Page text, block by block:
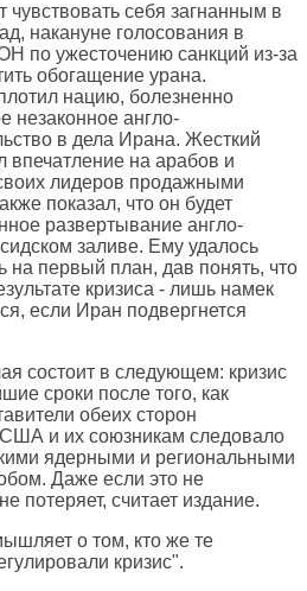
чувствовать себя загнанным в
накануне голосования в
по ужесточению санкций из-за
обогащение урана.
нацию, болезненно
незаконное англо-
в дела Ирана. Жесткий
впечатление на арабов и
лидеров продажными
показал, что он будет
развертывание англо-
заливе. Ему удалось
на первый план, дав понять, что
кризиса - лишь намек
если Иран подвергнется
состоит в следующем: кризис
сроки после того, как
обеих сторон
и их союзникам следовало
ядерными и региональными
Даже если это не
потеряет, считает издание.
о том, кто же те
кризис".